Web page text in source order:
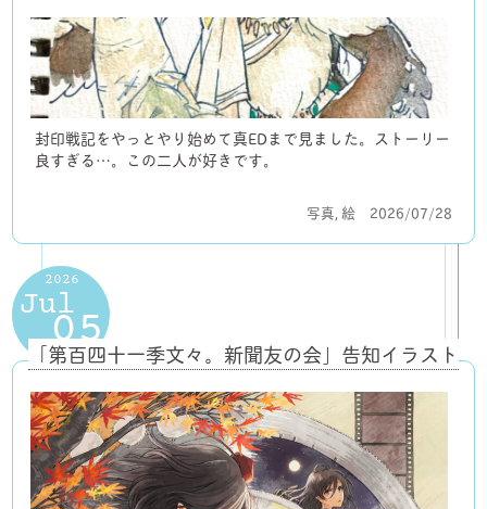
封印戦記をやっとやり始めて真EDまで見ました。ストーリー
良すぎる…。この二人が好きです。
写真, 絵 2026/07/28
2026
Jul05
「第百四十一季文々。新聞友の会」告知イラスト